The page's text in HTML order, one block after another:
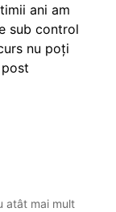
ani am
sub control
nu poți
atât mai mult